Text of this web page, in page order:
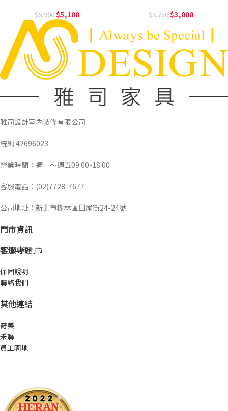
6,900 5,100 3,750 3,000
雅司設計室內裝修有限公司
統編:42696023
營業時間：週一～週五09:00-18:00
客服電話：(02)7728-7677
公司地址：新北市樹林區田尾街24-24號
門市資訊
新北中和門市
客服專區
保固說明
聯絡我們
其他連結
奇美
禾聯
員工園地